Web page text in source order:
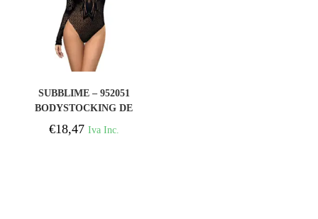
SUBBLIME – 952051
BODYSTOCKING DE
REDE COM MANGAS
COMPRIDAS E OMBROS
€18,47 Iva Inc.